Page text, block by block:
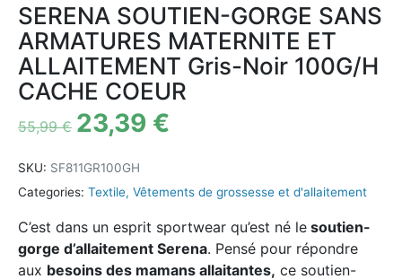
SERENA SOUTIEN-GORGE SANS
ARMATURES MATERNITE ET
ALLAITEMENT Gris-Noir 100G/H
CACHE COEUR
55,99€ 23,39 €
SKU: SF811GR100GH
Categories: Textile, Vêtements de grossesse et d'allaitement
C’est dans un esprit sportwear qu’est né le soutien-
gorge d’allaitement Serena. Pensé pour répondre
aux besoins des mamans allaitantes, ce soutien-